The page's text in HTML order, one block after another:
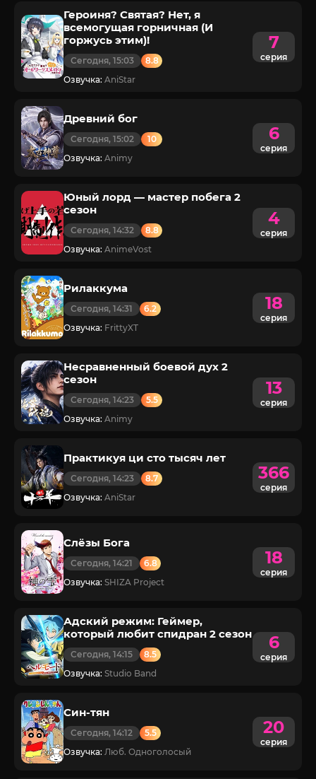
Героиня? Святая? Нет, я
всемогущая горничная (И
горжусь этим)!
Сегодня, 15:03
8.8
Озвучка: AniStar
7
серия
Древний бог
Сегодня, 15:02
10
Озвучка: Animy
6
серия
Юный лорд — мастер побега 2
сезон
Сегодня, 14:32
8.8
Озвучка: AnimeVost
4
серия
Рилаккума
Сегодня, 14:31
6.2
Озвучка: FrittyXT
18
серия
Несравненный боевой дух 2
сезон
Сегодня, 14:23
5.5
Озвучка: Animy
13
серия
Практикуя ци сто тысяч лет
Сегодня, 14:23
8.7
Озвучка: AniStar
366
серия
Слёзы Бога
Сегодня, 14:21
6.8
Озвучка: SHIZA Project
18
серия
Адский режим: Геймер,
который любит спидран 2 сезон
Сегодня, 14:15
8.5
Озвучка: Studio Band
6
серия
Син-тян
Сегодня, 14:12
5.5
Озвучка: Люб. Одноголосый
20
серия